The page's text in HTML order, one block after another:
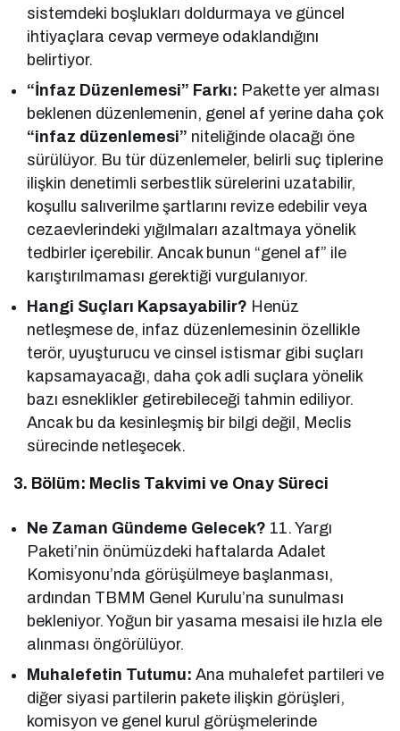
sistemdeki boşlukları doldurmaya ve güncel
ihtiyaçlara cevap vermeye odaklandığını
belirtiyor.
“İnfaz Düzenlemesi” Farkı: Pakette yer alması
beklenen düzenlemenin, genel af yerine daha çok
“infaz düzenlemesi” niteliğinde olacağı öne
sürülüyor. Bu tür düzenlemeler, belirli suç tiplerine
ilişkin denetimli serbestlik sürelerini uzatabilir,
koşullu salıverilme şartlarını revize edebilir veya
cezaevlerindeki yığılmaları azaltmaya yönelik
tedbirler içerebilir. Ancak bunun “genel af” ile
karıştırılmaması gerektiği vurgulanıyor.
Hangi Suçları Kapsayabilir? Henüz
netleşmese de, infaz düzenlemesinin özellikle
terör, uyuşturucu ve cinsel istismar gibi suçları
kapsamayacağı, daha çok adli suçlara yönelik
bazı esneklikler getirebileceği tahmin ediliyor.
Ancak bu da kesinleşmiş bir bilgi değil, Meclis
sürecinde netleşecek.
3. Bölüm: Meclis Takvimi ve Onay Süreci
Ne Zaman Gündeme Gelecek? 11. Yargı
Paketi’nin önümüzdeki haftalarda Adalet
Komisyonu’nda görüşülmeye başlanması,
ardından TBMM Genel Kurulu’na sunulması
bekleniyor. Yoğun bir yasama mesaisi ile hızla ele
alınması öngörülüyor.
Muhalefetin Tutumu: Ana muhalefet partileri ve
diğer siyasi partilerin pakete ilişkin görüşleri,
komisyon ve genel kurul görüşmelerinde